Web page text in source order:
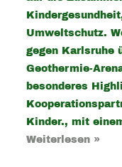
Umweltschutz.
gegen Karlsruhe
Geothermie-
besonderes
Kinder., mit
Weiterlesen »